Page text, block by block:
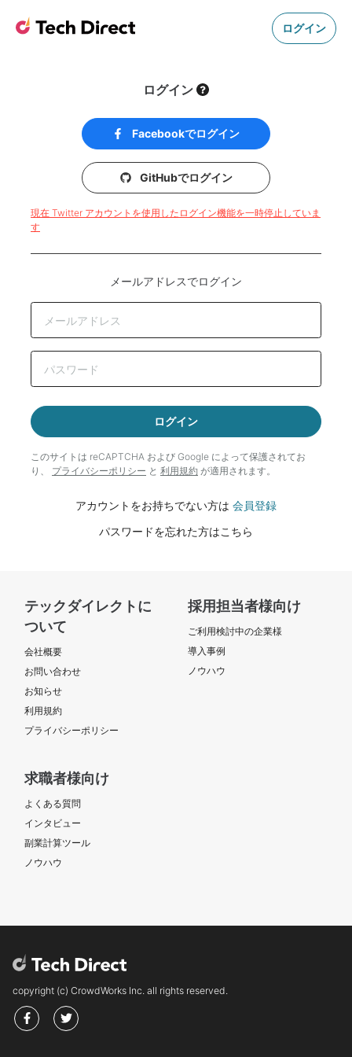
ログイン
ログイン
Facebookでログイン
GitHubでログイン
現在 Twitter アカウントを使用したログイン機能を一時停止していま
す
メールアドレスでログイン
ログイン
このサイトは reCAPTCHA および Google によって保護されてお
り、 プライバシーポリシー と 利用規約 が適用されます。
アカウントをお持ちでない方は 会員登録
パスワードを忘れた方はこちら
テックダイレクトに
ついて
会社概要
お問い合わせ
お知らせ
利用規約
プライバシーポリシー
採用担当者様向け
ご利用検討中の企業様
導入事例
ノウハウ
求職者様向け
よくある質問
インタビュー
副業計算ツール
ノウハウ
copyright (c) CrowdWorks Inc. all rights reserved.